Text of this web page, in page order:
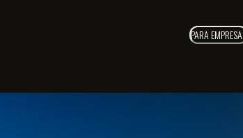
PARA